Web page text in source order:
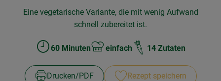
Geschäftskunden
Eine vegetarische Variante, die mit wenig Aufwand
schnell zubereitet ist.
Zubreitungszeit:
60 Minuten
Schwierigkeit:
einfach 14 Zutaten
Drucken​/​PDF Rezept speichern